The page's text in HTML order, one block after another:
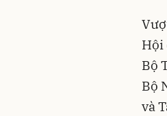
Hội
Bộ
Bộ
và